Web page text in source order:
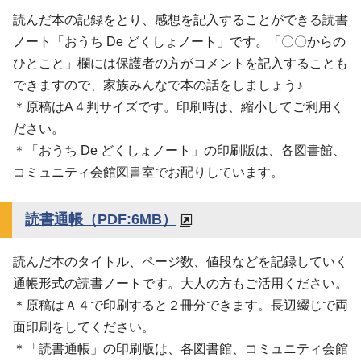
読んだ本の記録をとり、感想を記入することができる読書
ノート「おうち De どくしょノート」です。「〇〇からの
ひとこと」欄には保護者の方がコメントを記入することも
できますので、家族みんなで本の話をしましょう♪
＊原稿はA４判サイズです。印刷時は、縮小してご利用く
ださい。
＊「おうち De どくしょノート」の印刷版は、各図書館、
コミュニティ会館図書室でお配りしています。
読書通帳 （PDF:6MB）
読んだ本のタイトル、ページ数、値段などを記録していく
通帳形式の読書ノートです。大人の方もご活用ください。
＊原稿はＡ４で印刷すると２冊分できます。長辺綴じで両
面印刷をしてください。
＊「読書通帳」の印刷版は、各図書館、コミュニティ会館